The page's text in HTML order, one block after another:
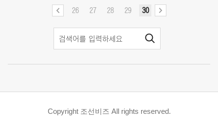
26 27 28 29 30
Copyright 조선비즈 All rights reserved.